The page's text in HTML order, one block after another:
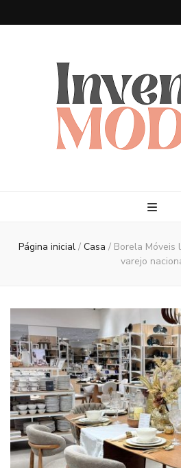
Página inicial / Casa / Borela Móveis
varejo